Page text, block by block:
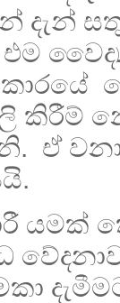
දැන්
ඒ
යමක්